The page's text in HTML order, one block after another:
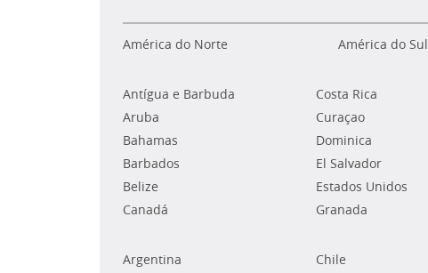
América do Norte América do Sul
Antígua e Barbuda
Aruba
Bahamas
Barbados
Belize
Canadá
Costa Rica
Curaçao
Dominica
El Salvador
Estados Unidos
Granada
Argentina
Chile